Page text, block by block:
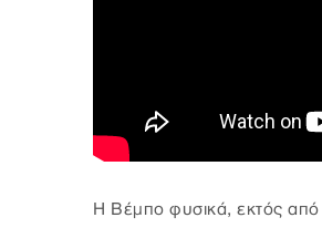
Η Βέμπο φυσικά, εκτός από